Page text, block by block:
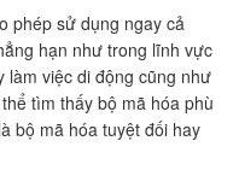
phép sử dụng ngay cả
hạn như trong lĩnh vực
làm việc di động cũng như
tìm thấy bộ mã hóa phù
bộ mã hóa tuyệt đối hay